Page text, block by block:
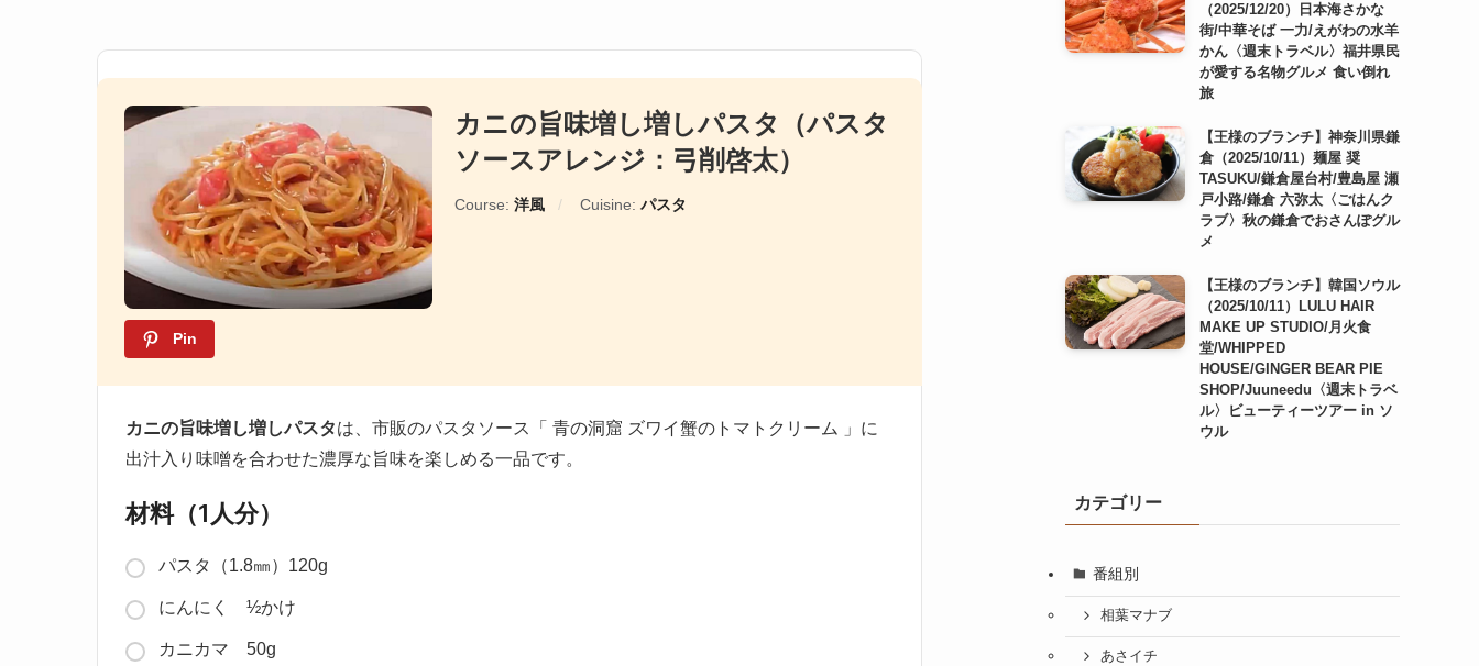
Pin
カニの旨味増し増しパスタ（パスタ
ソースアレンジ：弓削啓太）
Course: 洋風 Cuisine: パスタ
カニの旨味増し増しパスタは、市販のパスタソース「 青の洞窟 ズワイ蟹のトマトクリーム 」に
出汁入り味噌を合わせた濃厚な旨味を楽しめる一品です。
材料（1人分）
パスタ（1.8㎜）120g
にんにく ½かけ
カニカマ 50g
（2025/12/20）日本海さかな
街/中華そば 一力/えがわの水羊
かん〈週末トラベル〉福井県民
が愛する名物グルメ 食い倒れ
旅
【王様のブランチ】神奈川県鎌
倉（2025/10/11）麺屋 奨
TASUKU/鎌倉屋台村/豊島屋 瀬
戸小路/鎌倉 六弥太〈ごはんク
ラブ〉秋の鎌倉でおさんぽグル
メ
【王様のブランチ】韓国ソウル
（2025/10/11）LULU HAIR
MAKE UP STUDIO/月火食
堂/WHIPPED
HOUSE/GINGER BEAR PIE
SHOP/Juuneedu〈週末トラベ
ル〉ビューティーツアー in ソ
ウル
カテゴリー
番組別
相葉マナブ
あさイチ